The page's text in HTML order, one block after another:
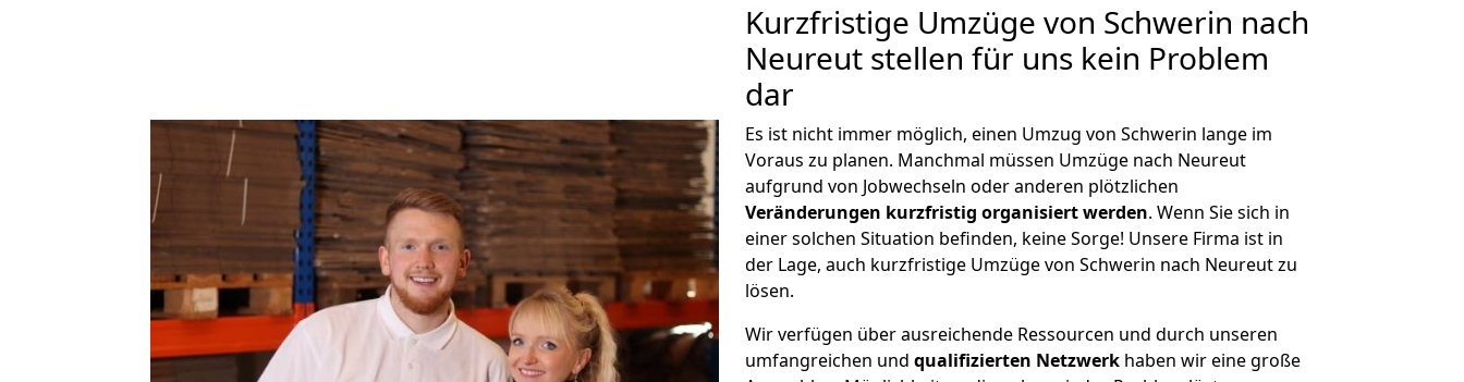
Kurzfristige Umzüge von Schwerin nach
Neureut stellen für uns kein Problem
dar
Es ist nicht immer möglich, einen Umzug von Schwerin lange im
Voraus zu planen. Manchmal müssen Umzüge nach Neureut
aufgrund von Jobwechseln oder anderen plötzlichen
Veränderungen kurzfristig organisiert werden. Wenn Sie sich in
einer solchen Situation befinden, keine Sorge! Unsere Firma ist in
der Lage, auch kurzfristige Umzüge von Schwerin nach Neureut zu
lösen.
Wir verfügen über ausreichende Ressourcen und durch unseren
umfangreichen und qualifizierten Netzwerk haben wir eine große